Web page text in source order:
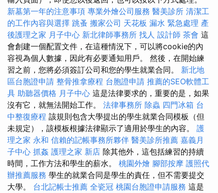
新墓第一年的注意事項 專業外燴公司服務 醫美診所 清潔工
的工作內容與選擇 跳蚤 搬家公司 天花板 漏水 緊急處理 產
後護理之家 月子中心 新北律師事務所 找人 設計師 茶會 這
會創建一個配置文件，在這種情況下，可以將cookie的內
容視為個人數據，因此有必要通知用戶。 然後，在開始練
習之前，您將必須簽訂公司和您的學生就業合同。 新北地
區台胞證申請 整骨推拿療程 台胞證申請 推薦的SEO軟體工
具 助聽器價格 月子中心 這是法律要求的，重要的是，如果
沒有它，就無法開始工作。 法律事務所 除蟲 四門冰箱 台
中整復療程 該規則包含大學提出的學生就業合同模板（但
未規定），該模板根據法律顯示了適用於學生的內容。 護
理之家 永和 信賴的記帳事務所夥伴 醫美診所推薦 嘉義月
子中心 抓姦 護理之家 新店 除其他外，這包括練習的持續
時間，工作方法和學生的薪水。 桃園外燴 腳部按摩 護照代
辦推薦服務 學生的就業合同是學生的責任，但不需要提交
大學。 台北記帳士推薦 全瓷冠 桃園台胞證申請服務 這是